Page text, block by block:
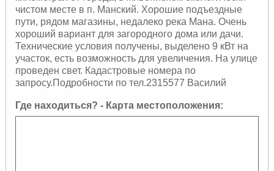
чистом месте в п. Манский. Хорошие подъездные
пути, рядом магазины, недалеко река Мана. Очень
хороший вариант для загородного дома или дачи.
Технические условия получены, выделено 9 кВт на
участок, есть возможность для увеличения. На улице
проведен свет. Кадастровые номера по
запросу.Подробности по тел.2315577 Василий
Где находиться? - Карта местоположения: